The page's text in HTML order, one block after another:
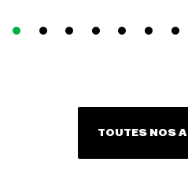
TOUTES NOS